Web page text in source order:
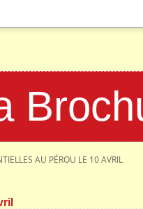
AU PÉROU LE 10 AVRIL